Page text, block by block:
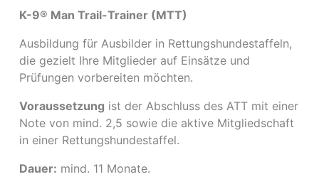
K-9® Man Trail-Trainer (MTT)
Ausbildung für Ausbilder in Rettungshundestaffeln,
die gezielt Ihre Mitglieder auf Einsätze und
Prüfungen vorbereiten möchten.
Voraussetzung ist der Abschluss des ATT mit einer
Note von mind. 2,5 sowie die aktive Mitgliedschaft
in einer Rettungshundestaffel.
Dauer: mind. 11 Monate.